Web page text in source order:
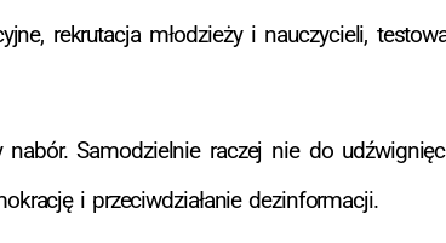
rekrutacja młodzieży i nauczycieli,
Samodzielnie raczej nie do
i przeciwdziałanie dezinformacji.